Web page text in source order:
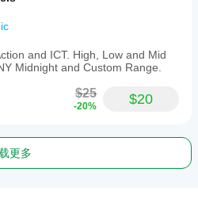
and ICT. High, Low and Mid
Midnight and Custom Range.
$25
-20% $20
更多